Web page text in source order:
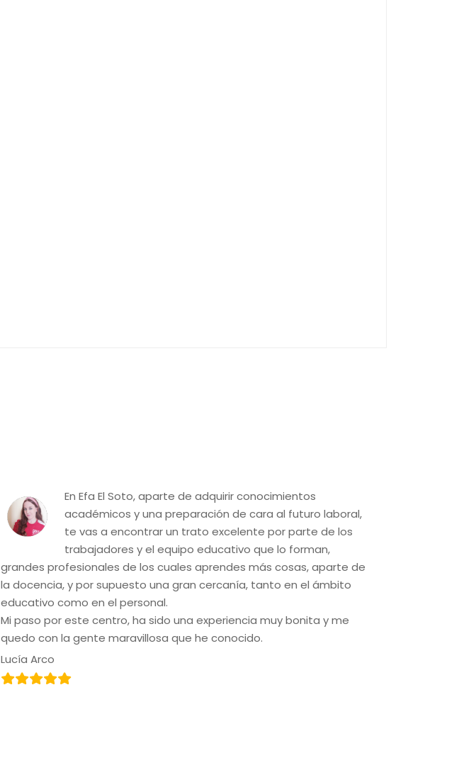
En Efa El Soto, aparte de adquirir conocimientos
académicos y una preparación de cara al futuro laboral,
te vas a encontrar un trato excelente por parte de los
trabajadores y el equipo educativo que lo forman,
grandes profesionales de los cuales aprendes más cosas, aparte de
la docencia, y por supuesto una gran cercanía, tanto en el ámbito
educativo como en el personal.
Mi paso por este centro, ha sido una experiencia muy bonita y me
quedo con la gente maravillosa que he conocido.
Lucía Arco